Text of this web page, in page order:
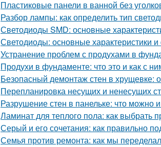
Пластиковые панели в ванной без
Разбор лампы: как определить тип
Светодиоды SMD: основные
Светодиоды: основные характеристики
Устранение проблем с продухами в
Продухи в фундаменте: что это и как с
Безопасный демонтаж стен в хрущевке:
Перепланировка несущих и ненесущих
Разрушение стен в панельке: что можно
Ламинат для теплого пола: как выбрать
Серый и его сочетания: как правильно
Семья против ремонта: как мы